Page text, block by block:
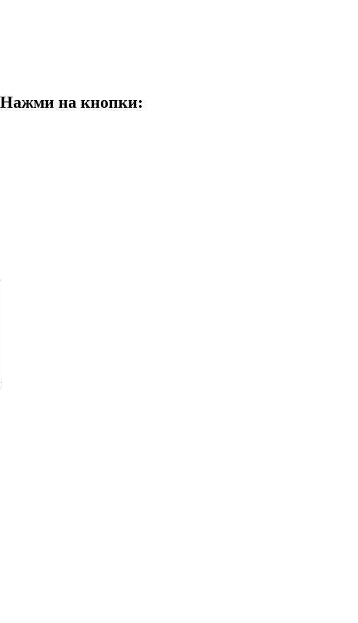
Нажми на кнопки: